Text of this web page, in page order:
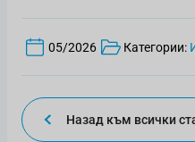
05/2026 Категории:
Назад към всички